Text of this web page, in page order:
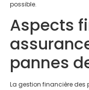
possible.
Aspects
pannes
La gestion financière